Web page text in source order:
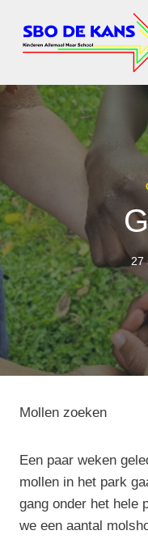
naar
27
Mollen zoeken
Een paar weken
mollen in het park
gang onder het hele
we een aantal